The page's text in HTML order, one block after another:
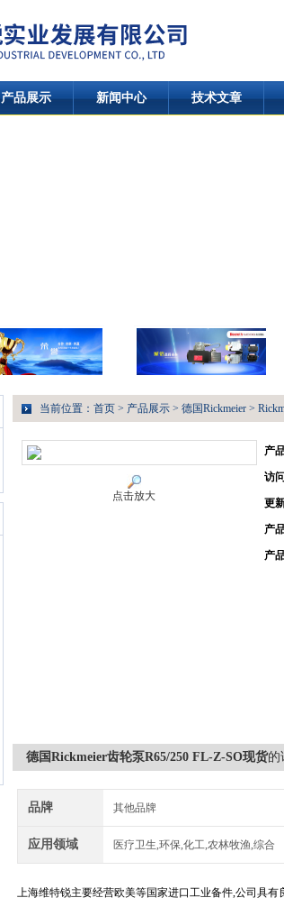
产品展示 新闻中心 技术文章
当前位置： 首页 > 产品展示 > 德国Rickmeier >
点击放大
产
访
更
产
产
德国Rickmeier齿轮泵R65/250 FL-Z-SO现货的
品牌 其他品牌
应用领域 医疗卫生,环保,化工,农林牧渔,综合
上海维特锐主要经营欧美等国家进口工业备件,公司具